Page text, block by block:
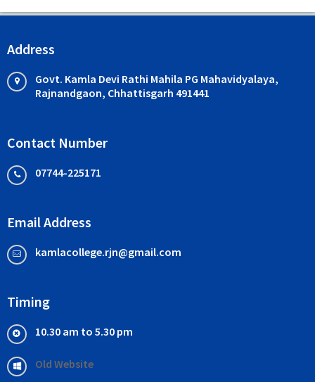
Address
Govt. Kamla Devi Rathi Mahila PG Mahavidyalaya,
Rajnandgaon, Chhattisgarh 491441
Contact Number
07744-225171
Email Address
kamlacollege.rjn@gmail.com
Timing
10.30 am to 5.30 pm
Old Website